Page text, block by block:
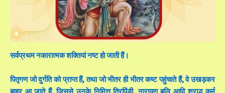
सर्वप्रथम नकारात्मक शक्तियां नष्ट हो जाती हैं।
पितृगण जो दुर्गति को प्राप्त हैं, तथा जो भीतर ही भीतर कष्ट पहुंचाते हैं, वे उखड़कर